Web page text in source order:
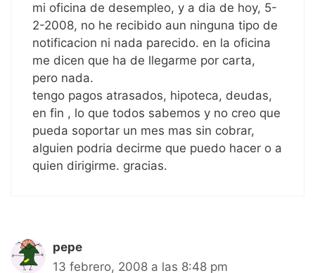
mi oficina de desempleo, y a dia de hoy, 5-
2-2008, no he recibido aun ninguna tipo de
notificacion ni nada parecido. en la oficina
me dicen que ha de llegarme por carta,
pero nada.
tengo pagos atrasados, hipoteca, deudas,
en fin , lo que todos sabemos y no creo que
pueda soportar un mes mas sin cobrar,
alguien podria decirme que puedo hacer o a
quien dirigirme. gracias.
pepe
13 febrero, 2008 a las 8:48 pm